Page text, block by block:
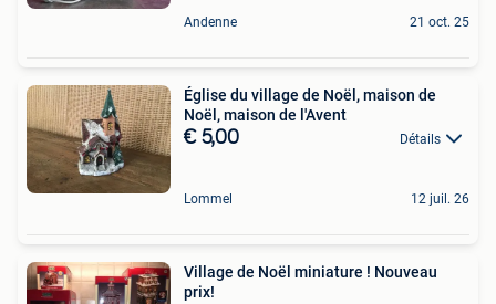
Andenne 21 oct. 25
Église du village de Noël, maison de
Noël, maison de l'Avent
€ 5,00 Détails
Lommel 12 juil. 26
Village de Noël miniature ! Nouveau
prix!